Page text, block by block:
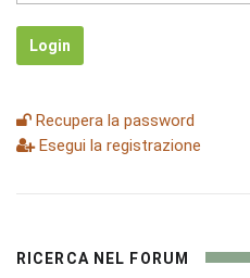
Login
Recupera la password
Esegui la registrazione
RICERCA NEL FORUM